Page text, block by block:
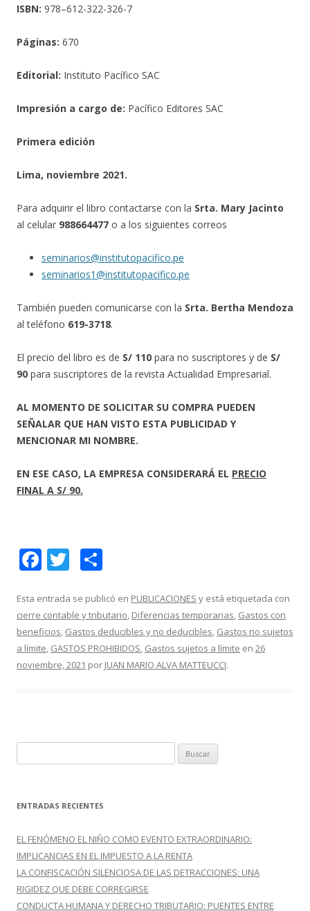
ISBN: 978–612-322-326-7
Páginas: 670
Editorial: Instituto Pacífico SAC
Impresión a cargo de: Pacífico Editores SAC
Primera edición
Lima, noviembre 2021.
Para adquirir el libro contactarse con la Srta. Mary Jacinto
al celular 988664477 o a los siguientes correos
seminarios@institutopacifico.pe
seminarios1@institutopacifico.pe
También pueden comunicarse con la Srta. Bertha Mendoza
al teléfono 619-3718.
El precio del libro es de S/ 110 para no suscriptores y de S/
90 para suscriptores de la revista Actualidad Empresarial.
AL MOMENTO DE SOLICITAR SU COMPRA PUEDEN
SEÑALAR QUE HAN VISTO ESTA PUBLICIDAD Y
MENCIONAR MI NOMBRE.
EN ESE CASO, LA EMPRESA CONSIDERARÁ EL PRECIO
FINAL A S/ 90.
F
e
b
o
o
T
itt
er
m
p
ar
ti
Esta entrada se publicó en PUBLICACIONES y está etiquetada con
cierre contable y tributario, Diferencias temporarias, Gastos con
beneficios, Gastos deducibles y no deducibles, Gastos no sujetos
a límite, GASTOS PROHIBIDOS, Gastos sujetos a límite en 26
noviembre, 2021 por JUAN MARIO ALVA MATTEUCCI.
u
c
r
:
ENTRADAS RECIENTES
EL FENÓMENO EL NIÑO COMO EVENTO EXTRAORDINARIO:
IMPLICANCIAS EN EL IMPUESTO A LA RENTA
LA CONFISCACIÓN SILENCIOSA DE LAS DETRACCIONES: UNA
RIGIDEZ QUE DEBE CORREGIRSE
CONDUCTA HUMANA Y DERECHO TRIBUTARIO: PUENTES ENTRE